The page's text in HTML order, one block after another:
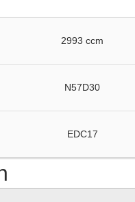
2993 ccm
N57D30
EDC17